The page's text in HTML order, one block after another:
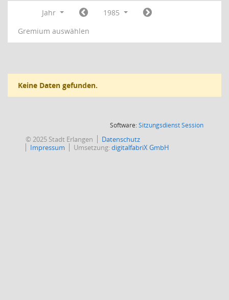
Jahr
1985
Gremium auswählen
Keine Daten gefunden.
Software:SitzungsdienstSession(Wird in
© 2025 Stadt Erlangen
Datenschutz
Impressum
Umsetzung:digitalfabriX GmbH